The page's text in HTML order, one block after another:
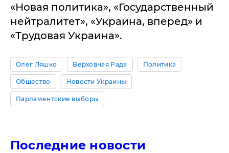
«Новая политика», «Государственный
нейтралитет», «Украина, вперед» и
«Трудовая Украина».
Олег Ляшко Верховная Рада Политика
Общество Новости Украины
Парламентские выборы
Последние новости